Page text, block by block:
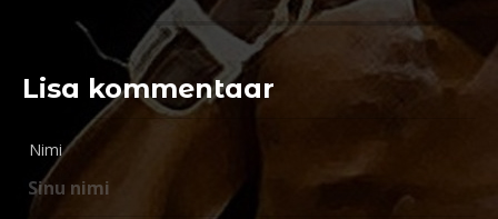
Lisa kommentaar
Nimi